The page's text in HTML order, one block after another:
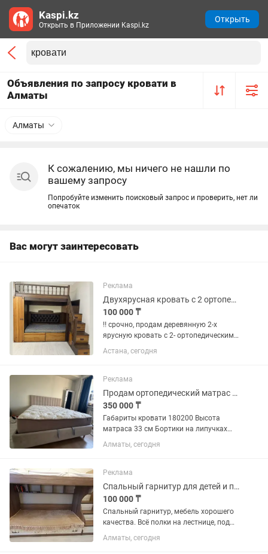
Объявления по запросу кровати в
Алматы
Алматы
К сожалению, мы ничего не нашли по
вашему запросу
Попробуйте изменить поисковый запрос и проверить, нет ли
опечаток
Вас могут заинтересовать
Реклама
Двухярусная кровать с 2 ортопедическими матрасами
100 000 ₸
‼️ срочно, продам деревянную 2-х
ярусную кровать с 2- ортопедическими
матрасами Askona. Спальные места
полноценные, даже взрослым
очень удобная. С множеством мест
для...
Астана, сегодня
Реклама
Продам ортопедический матрас с кроватью
350 000 ₸
Габариты кровати 180200 Высота
матраса 33 см Бортики на липучках
снимаются и можно стирать в
машинке Кровать Beyosa Claire Матрас
эксплуатации 1,5 года Идеально для...
Алматы, сегодня
Реклама
Спальный гарнитур для детей и подростков
100 000 ₸
Спальный гарнитур, мебель хорошего
качества. Всё полки на лестнице, под
кроватью выдвигаются.
Дополнительно отдам 1 матрас,
Алматы, сегодня
Kaspi.kz
Открыть в Приложении Kaspi.kz
Открыть